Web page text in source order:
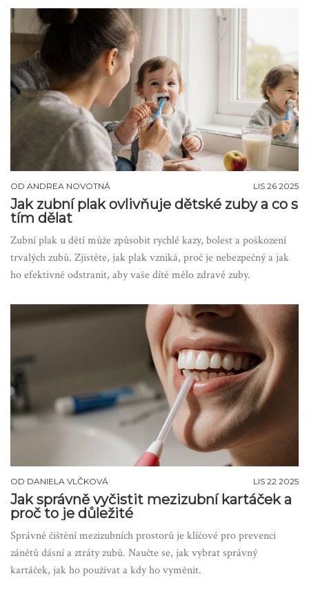
OD ANDREA NOVOTNÁ LIS 26 2025
Jak zubní plak ovlivňuje dětské zuby a co s
tím dělat
Zubní plak u dětí může způsobit rychlé kazy, bolest a poškození
trvalých zubů. Zjistěte, jak plak vzniká, proč je nebezpečný a jak
ho efektivně odstranit, aby vaše dítě mělo zdravé zuby.
OD DANIELA VLČKOVÁ LIS 22 2025
Jak správně vyčistit mezizubní kartáček a
proč to je důležité
Správné čištění mezizubních prostorů je klíčové pro prevenci
zánětů dásní a ztráty zubů. Naučte se, jak vybrat správný
kartáček, jak ho používat a kdy ho vyměnit.